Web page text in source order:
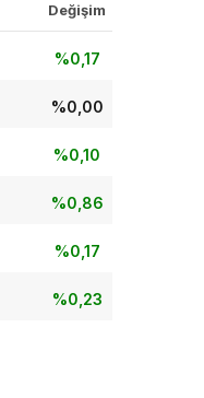
Değişim
%0,17
%0,00
%0,10
%0,86
%0,17
%0,23